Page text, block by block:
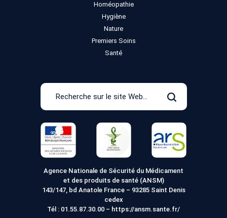
Homéopathie
Hygiène
Nature
Premiers Soins
Santé
Recherche
le
site
Web
Rechercher
Agence Nationale de Sécurité du Médicament
et des produits de santé (ANSM)
143/147, bd Anatole France – 93285 Saint Denis
cedex
Tél : 01.55.87.30.00 – https://ansm.sante.fr/